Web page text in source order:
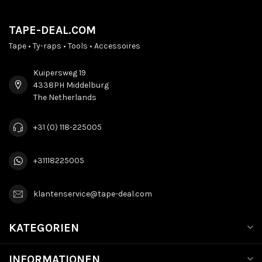
TAPE-DEAL.COM
Tape • Ty-raps • Tools • Accessoires
Kuipersweg 19
4338PH Middelburg
The Netherlands
+31 (0) 118-225005
+31118225005
klantenservice@tape-deal.com
KATEGORIEN
INFORMATIONEN